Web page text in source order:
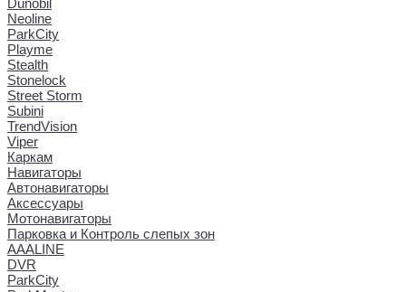
Neoline
ParkCity
Playme
Stealth
Stonelock
Street Storm
Subini
TrendVision
Viper
Каркам
Навигаторы
Автонавигаторы
Аксессуары
Мотонавигаторы
Парковка и Контроль слепых зон
AAALINE
DVR
ParkCity